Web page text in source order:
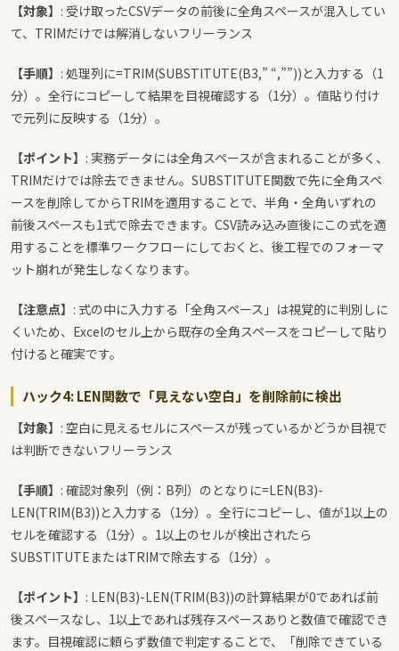
【対象】 : 受け取ったCSVデータの前後に全角スペースが混入してい
て、TRIMだけでは解消しないフリーランス
【手順】 : 処理列に=TRIM(SUBSTITUTE(B3,” “,””)) と入力する（1
分）。全行にコピーして結果を目視確認する（1分）。値貼り付け
で元列に反映する（1分）。
【ポイント】 : 実務データには全角スペースが含まれることが多く、
TRIMだけでは除去できません。SUBSTITUTE関数で先に全角スペ
ースを削除してからTRIMを適用することで、半角・全角いずれの
前後スペースも1式で除去できます。CSV読み込み直後にこの式を適
用することを標準ワークフローにしておくと、後工程でのフォーマ
ット崩れが発生しなくなります。
【注意点】 : 式の中に入力する「全角スペース」は視覚的に判別しに
くいため、Excelのセル上から既存の全角スペースをコピーして貼り
付けると確実です。
ハック4: LEN関数で「見えない空白」を削除前に検出
【対象】 : 空白に見えるセルにスペースが残っているかどうか目視で
は判断できないフリーランス
【手順】 : 確認対象列（例：B列）のとなりに=LEN(B3)-
LEN(TRIM(B3)) と入力する（1分）。全行にコピーし、値が1以上の
セルを確認する（1分）。1以上のセルが検出されたら
SUBSTITUTEまたはTRIMで除去する（1分）。
【ポイント】 : LEN(B3)-LEN(TRIM(B3))の計算結果が0であれば前
後スペースなし、1以上であれば残存スペースありと数値で確認でき
ます。目視確認に頼らず数値で判定することで、「削除できている